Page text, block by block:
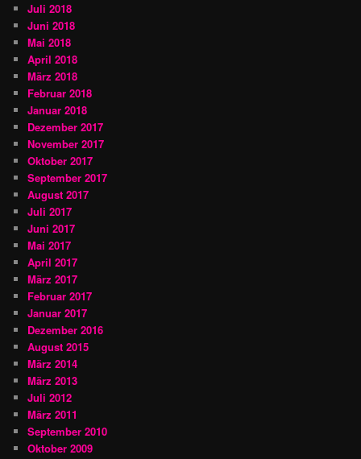
Juli 2018
Juni 2018
Mai 2018
April 2018
März 2018
Februar 2018
Januar 2018
Dezember 2017
November 2017
Oktober 2017
September 2017
August 2017
Juli 2017
Juni 2017
Mai 2017
April 2017
März 2017
Februar 2017
Januar 2017
Dezember 2016
August 2015
März 2014
März 2013
Juli 2012
März 2011
September 2010
Oktober 2009